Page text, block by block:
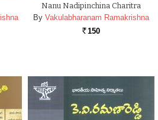
Nanu Nadipinchina Charitra
By Vakulabharanam Ramakrishna
Rs. 150